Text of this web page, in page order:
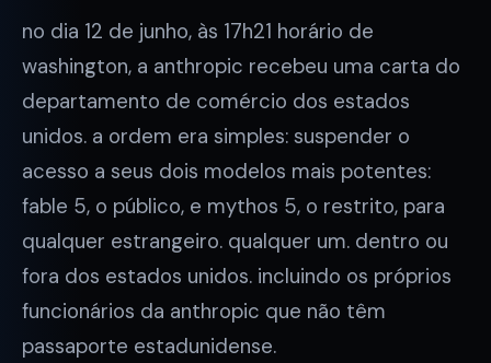
no dia 12 de junho, às 17h21 horário de
washington, a anthropic recebeu uma carta do
departamento de comércio dos estados
unidos. a ordem era simples: suspender o
acesso a seus dois modelos mais potentes:
fable 5, o público, e mythos 5, o restrito, para
qualquer estrangeiro. qualquer um. dentro ou
fora dos estados unidos. incluindo os próprios
funcionários da anthropic que não têm
passaporte estadunidense.